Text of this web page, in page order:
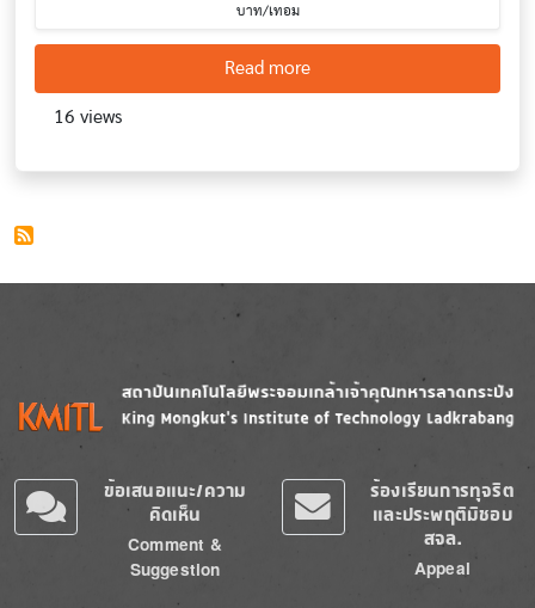
บาท/เทอม
Read moreabout Business
16 views
Image
ข้อเสนอแนะ/ความ
คิดเห็น
Comment &
Suggestion
ร้องเรียนการทุจริต
และประพฤติมิชอบ
สจล.
Appeal